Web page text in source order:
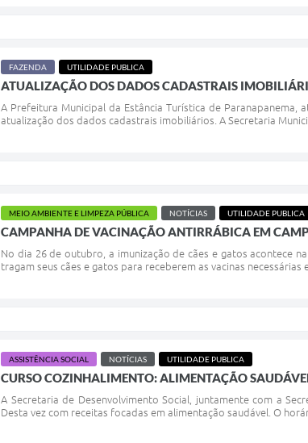
FAZENDA UTILIDADE PUBLICA
ATUALIZAÇÃO DOS DADOS CADASTRAIS
A Prefeitura Municipal da Estância Turística de
atualização dos dados cadastrais imobiliários. A Secretaria
MEIO AMBIENTE E LIMPEZA PÚBLICA NOTÍCIAS UTILIDADE PUBLICA
CAMPANHA DE VACINAÇÃO ANTIRRÁBICA EM
No dia 26 de outubro, a imunização de cães e gatos acontece
tragam seus cães e gatos para receberem as vacinas
ASSISTÊNCIA SOCIAL NOTÍCIAS UTILIDADE PUBLICA
CURSO COZINHALIMENTO: ALIMENTAÇÃO
A Secretaria de Desenvolvimento Social, juntamente com a
Desta vez com receitas focadas em alimentação saudável. O